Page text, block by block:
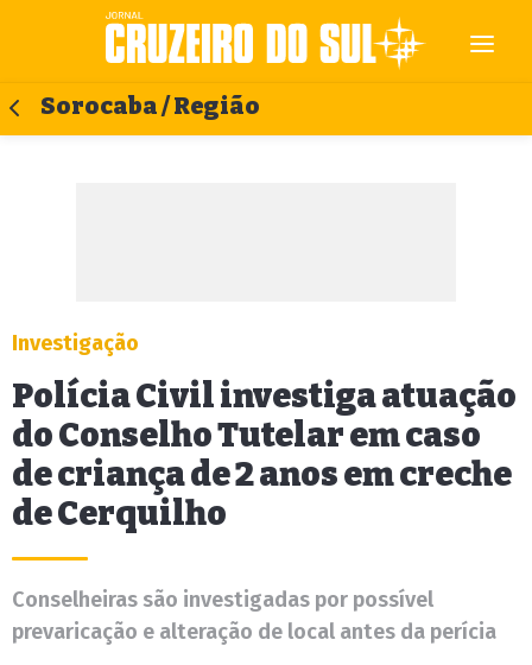
Sorocaba / Região
Investigação
Polícia Civil investiga atuação
do Conselho Tutelar em caso
de criança de 2 anos em creche
de Cerquilho
Conselheiras são investigadas por possível
prevaricação e alteração de local antes da perícia